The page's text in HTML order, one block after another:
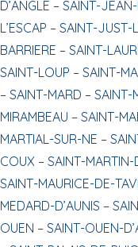
D’ANGLE – SAINT-
L’ESCAP – SAINT-JUST-
BARRIERE – SAINT-
SAINT-LOUP – SAINT-
– SAINT-MARD – SAINT-
MIRAMBEAU – SAINT-
MARTIAL-SUR-NE –
COUX – SAINT-
SAINT-MAURICE-DE-
MEDARD-D’AUNIS –
OUEN – SAINT-OUEN-